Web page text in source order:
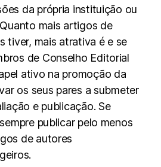
da própria instituição ou
mais artigos de
tiver, mais atrativa é e se
de Conselho Editorial
ativo na promoção da
os seus pares a submeter
e publicação. Se
publicar pelo menos
de autores